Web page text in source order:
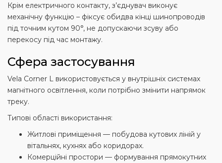
Крім електричного контакту, з’єднувач виконує
механічну функцію – фіксує обидва кінці шинопроводів
під точним кутом 90°, не допускаючи зсуву або
перекосу під час монтажу.
Сфера застосування
Vela Corner L використовується у внутрішніх системах
магнітного освітлення, коли потрібно змінити напрямок
треку.
Типові області використання:
Житлові приміщення — побудова кутових ліній у
вітальнях, кухнях або коридорах.
Комерційні простори — формування прямокутних